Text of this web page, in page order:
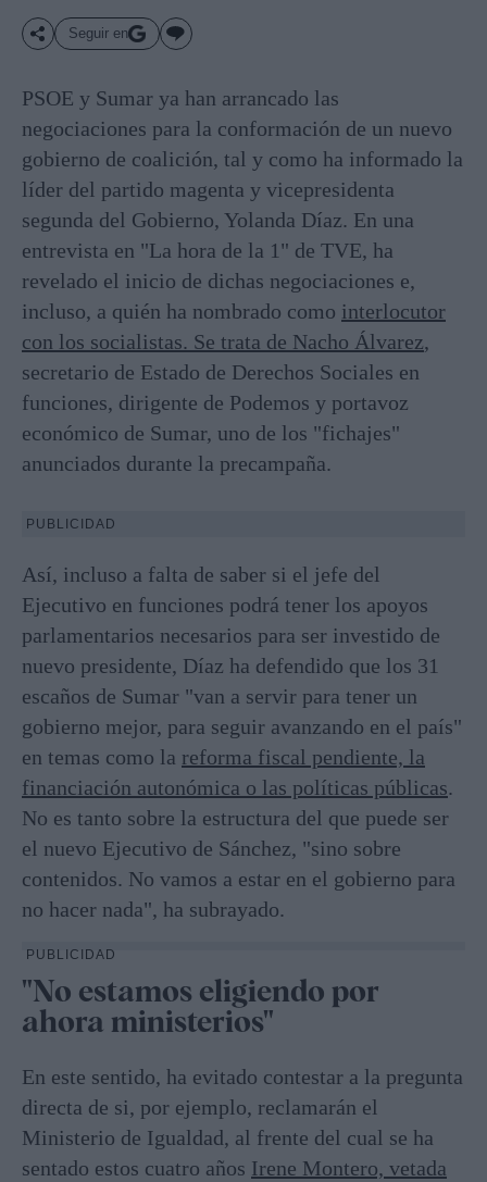
Seguir en
PSOE y Sumar ya han arrancado las
negociaciones para la conformación de un nuevo
gobierno de coalición, tal y como ha informado la
líder del partido magenta y vicepresidenta
segunda del Gobierno, Yolanda Díaz. En una
entrevista en "La hora de la 1" de TVE, ha
revelado el inicio de dichas negociaciones e,
incluso, a quién ha nombrado como interlocutor
con los socialistas. Se trata de Nacho Álvarez,
secretario de Estado de Derechos Sociales en
funciones, dirigente de Podemos y portavoz
económico de Sumar, uno de los "fichajes"
anunciados durante la precampaña.
PUBLICIDAD
Así, incluso a falta de saber si el jefe del
Ejecutivo en funciones podrá tener los apoyos
parlamentarios necesarios para ser investido de
nuevo presidente, Díaz ha defendido que los 31
escaños de Sumar "van a servir para tener un
gobierno mejor, para seguir avanzando en el país"
en temas como la reforma fiscal pendiente, la
financiación autonómica o las políticas públicas.
No es tanto sobre la estructura del que puede ser
el nuevo Ejecutivo de Sánchez, "sino sobre
contenidos. No vamos a estar en el gobierno para
no hacer nada", ha subrayado.
PUBLICIDAD
"No estamos eligiendo por
ahora ministerios"
En este sentido, ha evitado contestar a la pregunta
directa de si, por ejemplo, reclamarán el
Ministerio de Igualdad, al frente del cual se ha
sentado estos cuatro años Irene Montero, vetada